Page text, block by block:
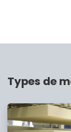
Types de